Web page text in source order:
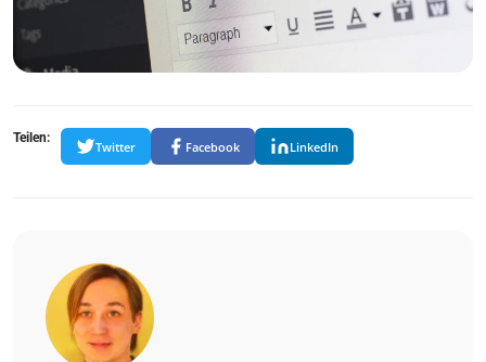
Teilen:
Twitter Facebook LinkedIn